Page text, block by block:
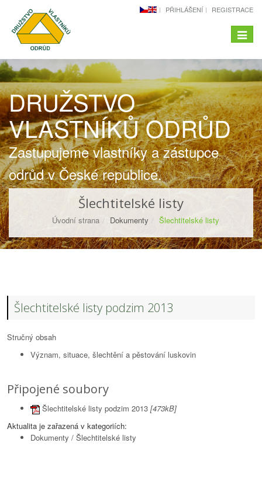
PŘIHLÁŠENÍ REGISTRACE
Menu
-
DRUŽSTVO
VLASTNÍKŮ ODRŮD
Zastupujeme vlastníky a zástupce
odrůd v České republice.
Šlechtitelské listy
Úvodní strana Dokumenty Šlechtitelské listy
Šlechtitelské listy podzim 2013
Stručný obsah
Význam, situace, šlechtění a pěstování luskovin
Připojené soubory
Šlechtitelské listy podzim 2013 [473kB]
Aktualita je zařazená v kategoriích:
Dokumenty / Šlechtitelské listy